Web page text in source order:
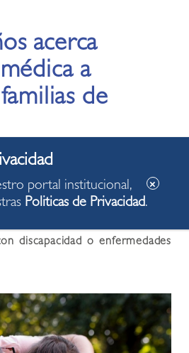
acerca
a
de
EsSalud orientaron a madres y
discapacidad o enfermedades
portal institucional,
Politicas de Privacidad.